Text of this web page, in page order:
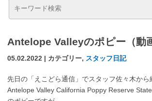
Antelope Valleyのポピー（動
05.02.2022 | カテゴリー, スタッフ日記
先日の「えこどら通信」でスタッフ佐々木から
Antelope Valley California Poppy Reserve